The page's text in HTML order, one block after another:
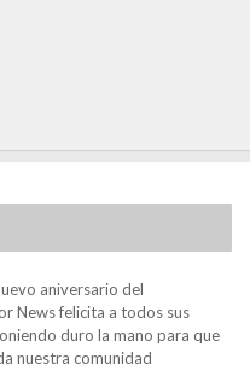
aniversario del
News felicita a todos sus
duro la mano para que
nuestra comunidad